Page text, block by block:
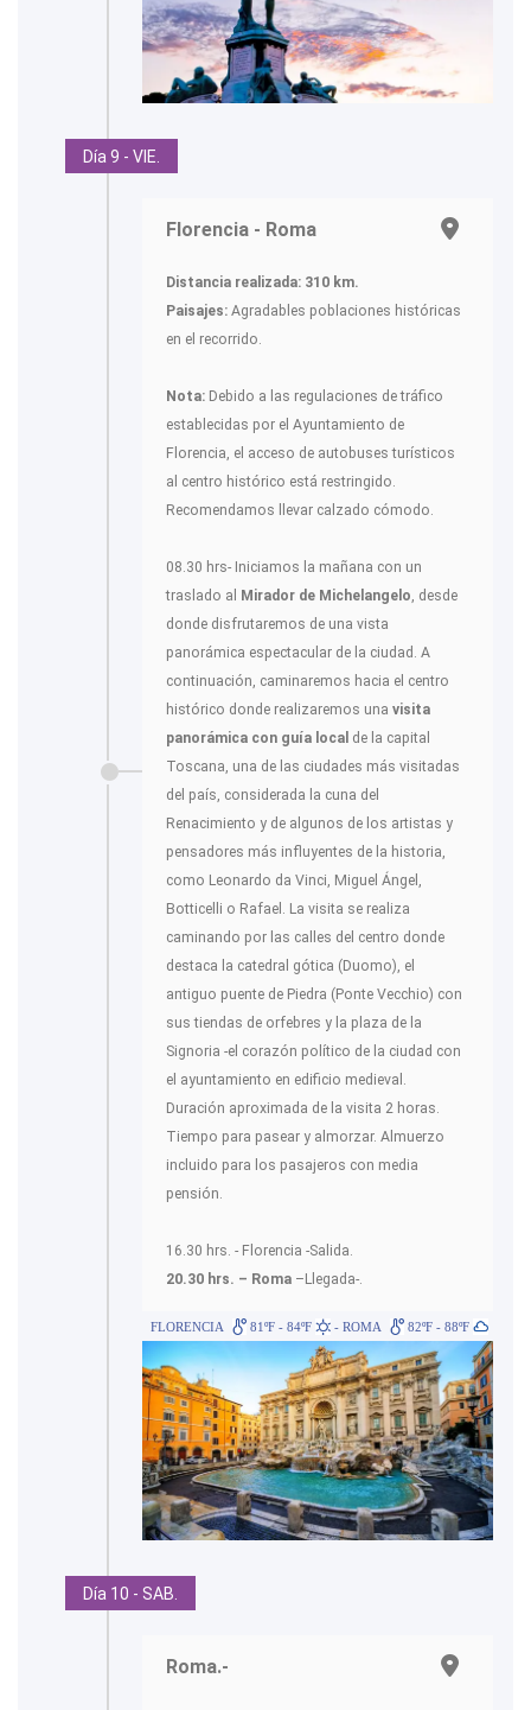
Día 9 - VIE.
Florencia - Roma
Distancia realizada: 310 km.
Paisajes: Agradables poblaciones históricas
en el recorrido.
Nota: Debido a las regulaciones de tráfico
establecidas por el Ayuntamiento de
Florencia, el acceso de autobuses turísticos
al centro histórico está restringido.
Recomendamos llevar calzado cómodo.
08.30 hrs- Iniciamos la mañana con un
traslado al
Mirador de Michelangelo, desde
donde disfrutaremos de una vista
panorámica espectacular de la ciudad. A
continuación, caminaremos hacia el centro
histórico donde realizaremos una visita
panorámica con guía local de la capital
Toscana, una de las ciudades más visitadas
del país, considerada la cuna del
Renacimiento y de algunos de los artistas y
pensadores más influyentes de la historia,
como Leonardo da Vinci, Miguel Ángel,
Botticelli o Rafael. La visita se realiza
caminando por las calles del centro donde
destaca la catedral gótica (Duomo), el
antiguo puente de Piedra (Ponte Vecchio) con
sus tiendas de orfebres y la plaza de la
Signoria -el corazón político de la ciudad con
el ayuntamiento en edificio medieval.
Duración aproximada de la visita 2 horas.
Tiempo para pasear y almorzar. Almuerzo
incluido para los pasajeros con media
pensión.
16.30 hrs. - Florencia -Salida.
20.30 hrs. – Roma –Llegada-.
FLORENCIA 81ºF - 84ºF - ROMA 82ºF - 88ºF
Día 10 - SAB.
Roma.-